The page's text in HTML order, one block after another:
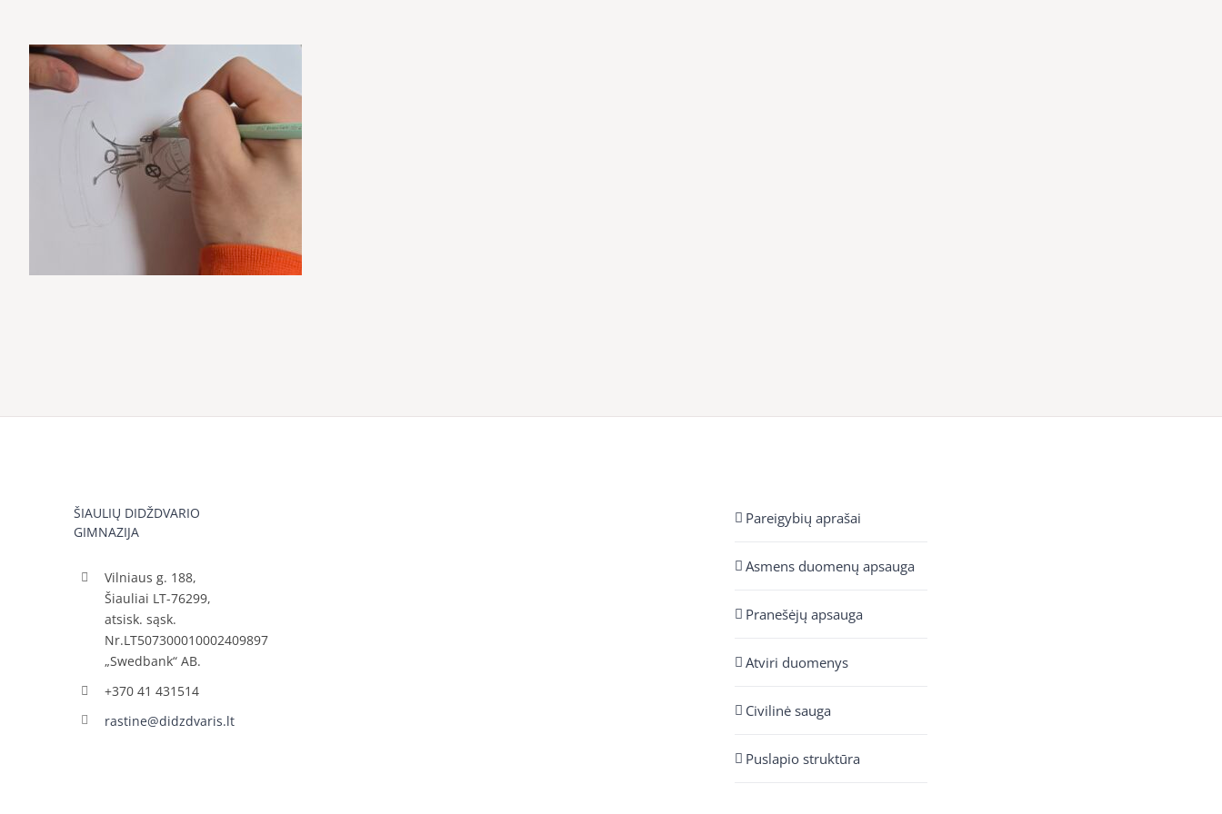
ŠIAULIŲ DIDŽDVARIO
GIMNAZIJA
Vilniaus g. 188,
Šiauliai LT-76299,
atsisk. sąsk.
Nr.LT507300010002409897
„Swedbank“ AB.
+370 41 431514
rastine@didzdvaris.lt
Pareigybių aprašai
Asmens duomenų apsauga
Pranešėjų apsauga
Atviri duomenys
Civilinė sauga
Puslapio struktūra